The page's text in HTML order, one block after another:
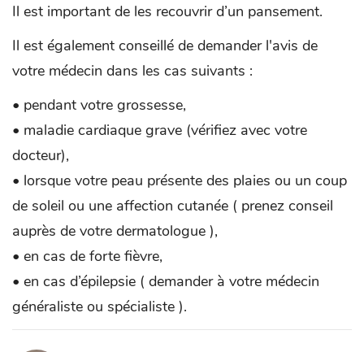
Il est important de les recouvrir d’un pansement.
Il est également conseillé de demander l'avis de
votre médecin dans les cas suivants :
• pendant votre grossesse,
• maladie cardiaque grave (vérifiez avec votre
docteur),
• lorsque votre peau présente des plaies ou un coup
de soleil ou une affection cutanée ( prenez conseil
auprès de votre dermatologue ),
• en cas de forte fièvre,
• en cas d’épilepsie ( demander à votre médecin
généraliste ou spécialiste ).